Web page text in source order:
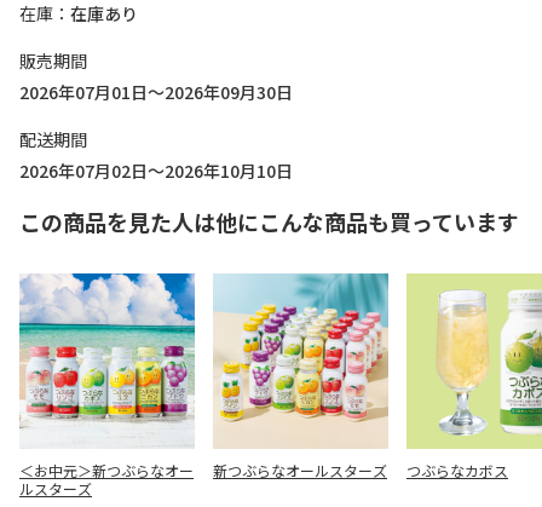
在庫
在庫あり
販売期間
2026年07月01日～2026年09月30日
配送期間
2026年07月02日～2026年10月10日
この商品を見た人は他にこんな商品も買っています
＜お中元＞新つぶらなオー
ルスターズ
新つぶらなオールスターズ つぶらなカボス